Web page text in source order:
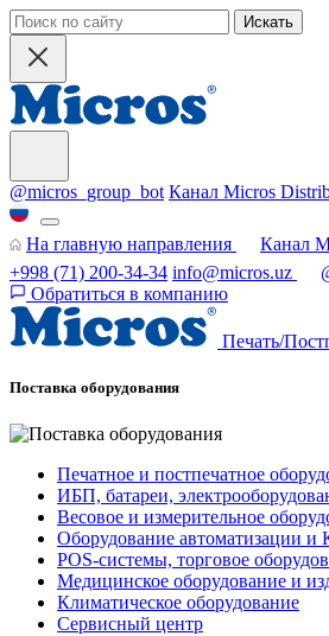
Искать
@micros_group_bot Канал Micros
На главную направления
Канал
+998 (71) 200-34-34 info@micros.uz
Обратиться в компанию
Печать/
Поставка оборудования
Печатное и постпечатное
ИБП, батареи,
Весовое и измерительное
Оборудование автоматизации
POS-системы, торговое
Медицинское оборудование и
Климатическое оборудование
Сервисный центр